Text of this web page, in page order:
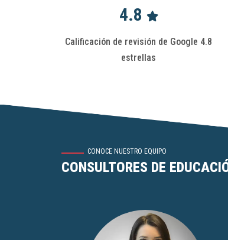
4.8
Calificación de revisión de Google 4.8
estrellas
CONOCE NUESTRO EQUIPO
CONSULTORES DE